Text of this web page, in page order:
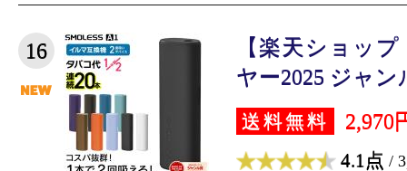
16
【楽天ショッ
ヤー2025 ジャン
送料無料 2,970
4.1点 /